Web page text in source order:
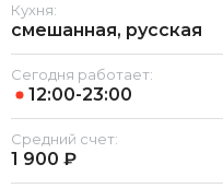
Кухня:
смешанная, русская
Сегодня работает:
12:00-23:00
Средний счет:
1 900 ₽